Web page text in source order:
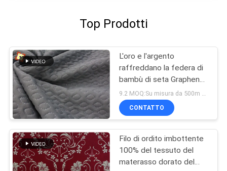
Top Prodotti
L'oro e l'argento
raffreddano la federa di
bambù di seta Graphene
materiale del materasso
di memoria del tessuto
della fibra
9.2 MOQ:Su misura da 500m per ogni progettazione
CONTATTO
Filo di ordito imbottente
100% del tessuto del
materasso dorato del